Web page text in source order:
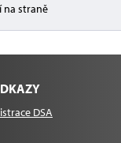
na straně
DSA